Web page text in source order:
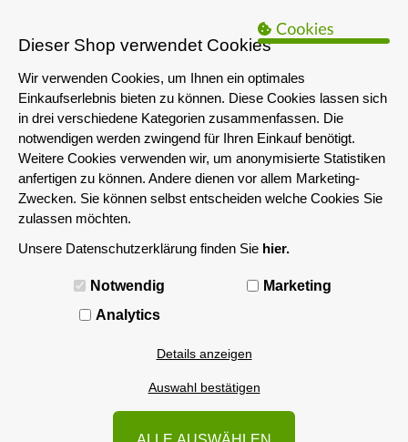
Das servershop-bayern.de Angebot richtet sich nur an
Unternehmen i.S.d. § 14 BGB sowie die öffentliche Hand. Ein Verkauf
an Privatpersonen ist nicht möglich.
MENÜ
Dieser Shop verwendet Cookies
Wir verwenden Cookies, um Ihnen ein optimales
Einkaufserlebnis bieten zu können. Diese Cookies lassen sich
in drei verschiedene Kategorien zusammenfassen. Die
notwendigen werden zwingend für Ihren Einkauf benötigt.
Weitere Cookies verwenden wir, um anonymisierte Statistiken
anfertigen zu können. Andere dienen vor allem Marketing-
Zwecken. Sie können selbst entscheiden welche Cookies Sie
zulassen möchten.
Unsere Datenschutzerklärung finden Sie hier.
Notwendig
Marketing
Analytics
Details anzeigen
Auswahl bestätigen